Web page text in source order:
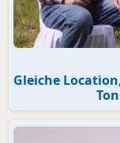
Gleiche